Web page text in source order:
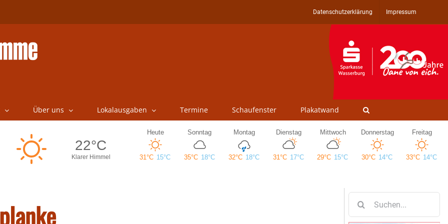
Datenschutzerklärung Impressum
Über uns Lokalausgaben Termine Schaufenster Plakatwand
nach: